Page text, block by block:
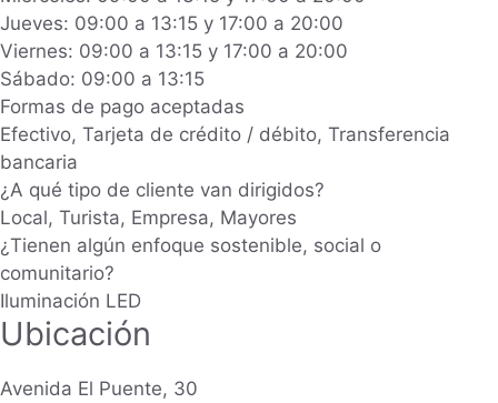
Jueves: 09:00 a 13:15 y 17:00 a 20:00
Viernes: 09:00 a 13:15 y 17:00 a 20:00
Sábado: 09:00 a 13:15
Formas de pago aceptadas
Efectivo, Tarjeta de crédito / débito, Transferencia
bancaria
¿A qué tipo de cliente van dirigidos?
Local, Turista, Empresa, Mayores
¿Tienen algún enfoque sostenible, social o
comunitario?
Iluminación LED
Ubicación
Avenida El Puente, 30